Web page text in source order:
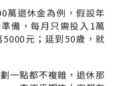
萬退休金為例，假設年
備，每月只需投入1萬
元；延到50歲，就
一點都不複雜，退休那